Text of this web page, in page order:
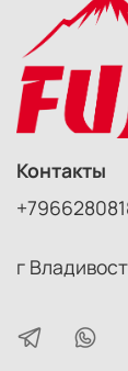
Контакты
г